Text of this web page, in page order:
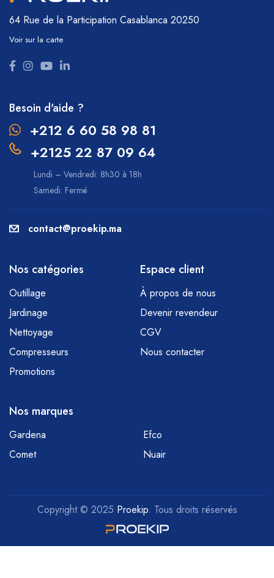
64 Rue de la Participation Casablanca 20250
Voir sur la carte
Besoin d'aide ?
+212 6 60 58 98 81
+2125 22 87 09 64
Lundi – Vendredi: 8h30 à 18h
Samedi: Fermé
contact@proekip.ma
Nos catégories
Outillage
Jardinage
Nettoyage
Compresseurs
Promotions
Espace client
À propos de nous
Devenir revendeur
CGV
Nous contacter
Nos marques
Gardena
Efco
Comet
Nuair
Copyright © 2025 Proekip. Tous droits réservés